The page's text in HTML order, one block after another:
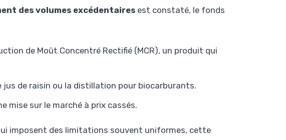
des volumes excédentaires est constaté, le fonds
de Moût Concentré Rectifié (MCR), un produit qui
jus de raisin ou la distillation pour biocarburants.
mise sur le marché à prix cassés.
imposent des limitations souvent uniformes, cette